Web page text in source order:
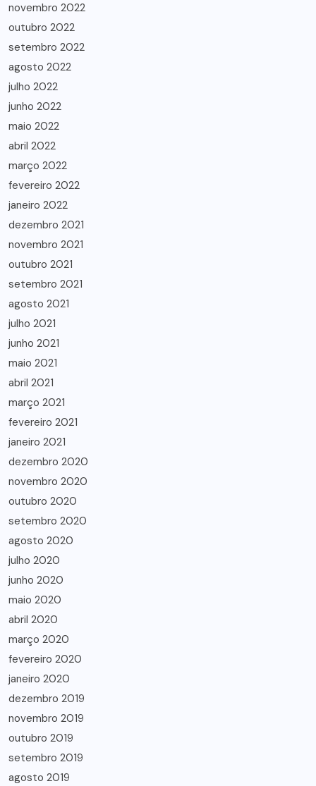
novembro 2022
outubro 2022
setembro 2022
agosto 2022
julho 2022
junho 2022
maio 2022
abril 2022
março 2022
fevereiro 2022
janeiro 2022
dezembro 2021
novembro 2021
outubro 2021
setembro 2021
agosto 2021
julho 2021
junho 2021
maio 2021
abril 2021
março 2021
fevereiro 2021
janeiro 2021
dezembro 2020
novembro 2020
outubro 2020
setembro 2020
agosto 2020
julho 2020
junho 2020
maio 2020
abril 2020
março 2020
fevereiro 2020
janeiro 2020
dezembro 2019
novembro 2019
outubro 2019
setembro 2019
agosto 2019